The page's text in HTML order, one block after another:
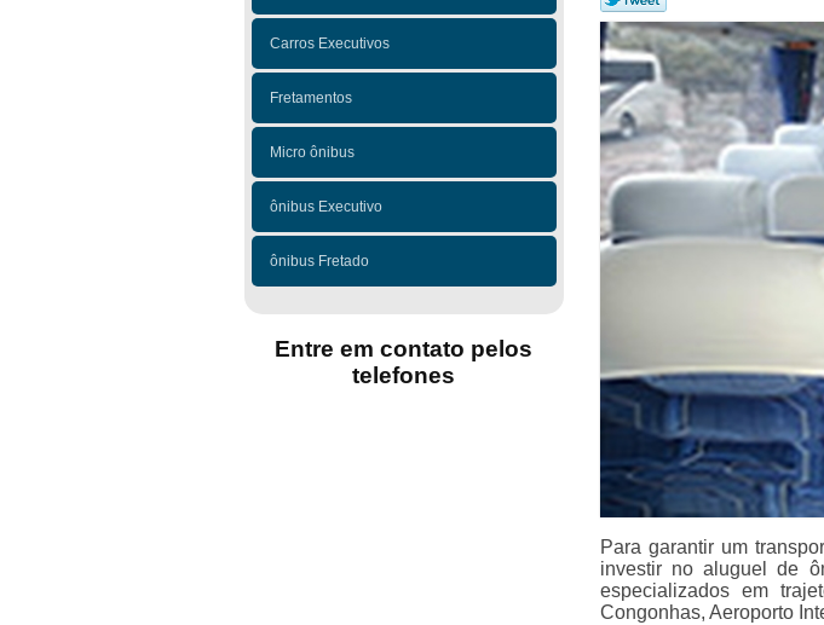
Carros Executivos
Fretamentos
Micro ônibus
ônibus Executivo
ônibus Fretado
Entre em contato pelos
telefones
Para garantir um
investir no aluguel de
especializados em
Congonhas, Aeroporto